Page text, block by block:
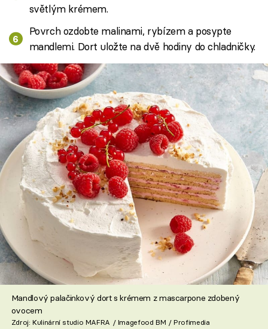
světlým krémem.
Povrch ozdobte malinami, rybízem a posypte
mandlemi. Dort uložte na dvě hodiny do chladničky.
Mandlový palačinkový dort s krémem z mascarpone zdobený
ovocem
Zdroj: Kulinární studio MAFRA / Imagefood BM / Profimedia